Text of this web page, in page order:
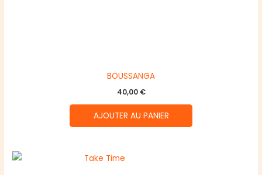
BOUSSANGA
40,00 €
AJOUTER AU PANIER